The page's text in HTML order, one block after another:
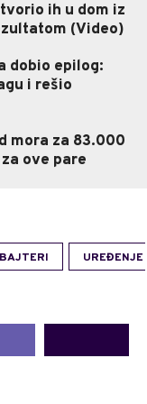
ih u dom iz
(Video)
dobio epilog:
i rešio
mora za 83.000
ove pare
UREĐENJE